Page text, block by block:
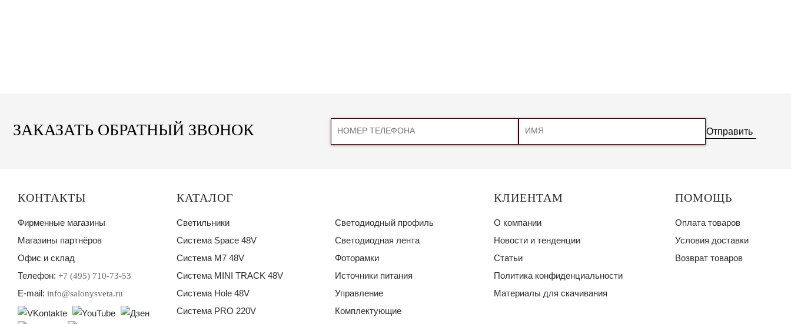
ЗАКАЗАТЬ ОБРАТНЫЙ ЗВОНОК Отправить
КАТАЛОГ
Светильники
Система Space 48V
Система M7 48V
Система MINI TRACK 48V
Система Hole 48V
Система PRO 220V
Светодиодный профиль
Светодиодная лента
Фоторамки
Источники питания
Управление
Комплектующие
КЛИЕНТАМ
О компании
Новости и тенденции
Статьи
Политика конфиденциальности
Материалы для скачивания
ПОМОЩЬ
Оплата товаров
Условия доставки
Возврат товаров
КОНТАКТЫ
Фирменные магазины
Магазины партнёров
Офис и склад
Телефон: +7 (495) 710-73-53
E-mail: info@salonysveta.ru